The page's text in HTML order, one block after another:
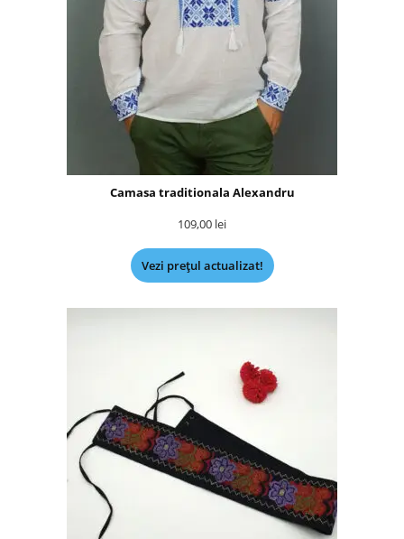
Camasa traditionala Alexandru
109,00 lei
Vezi prețul actualizat!